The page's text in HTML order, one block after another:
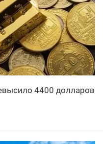
4400 долларов